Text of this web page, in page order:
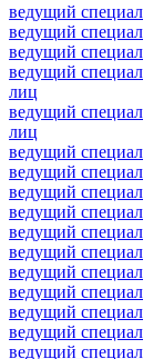
ведущий
ведущий
ведущий
ведущий
лиц
ведущий
лиц
ведущий
ведущий
ведущий
ведущий
ведущий
ведущий
ведущий
ведущий
ведущий
ведущий
ведущий